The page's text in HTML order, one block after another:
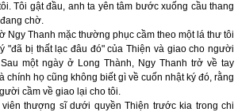
Tôi gật đầu, anh ta yên tâm bước xuống cầu thang
chờ.
Ngy Thanh mặc thường phục cầm theo một lá thư tôi
"đã bị thất lạc đâu đó" của Thiện và giao cho người
một ngày ở Long Thành, Ngy Thanh trở về tay
chính họ cũng không biết gì về cuốn nhật ký đó, rằng
cầm về giao lại cho tôi.
thượng sĩ dưới quyền Thiện trước kia trong chi